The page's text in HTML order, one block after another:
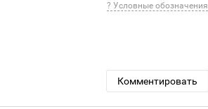
? Условные обозначения
Комментировать